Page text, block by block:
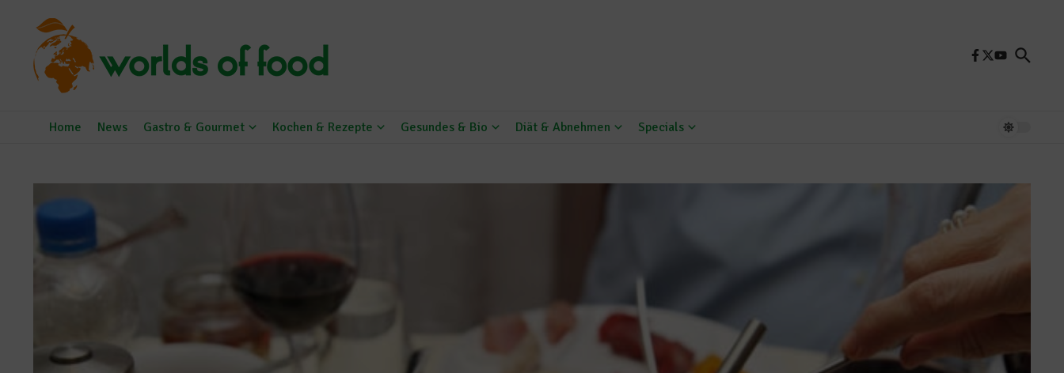
Home News Gastro & Gourmet Kochen & Rezepte Gesundes & Bio Diät & Abnehmen Specials